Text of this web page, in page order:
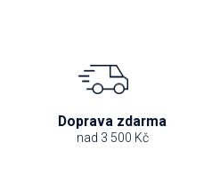
Doprava zdarma
nad 3 500 Kč